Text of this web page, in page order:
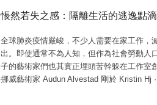
悵然若失之感：隔離生活的逃逸點滴
全球肺炎疫情嚴峻，不少人需要在家工作，
出。即使通常不為人知，但作為社會勞動人
子的藝術家們也其實正埋頭苦幹躲在工作室創
挪威藝術家 Audun Alvestad 剛於 Kristin Hj ·